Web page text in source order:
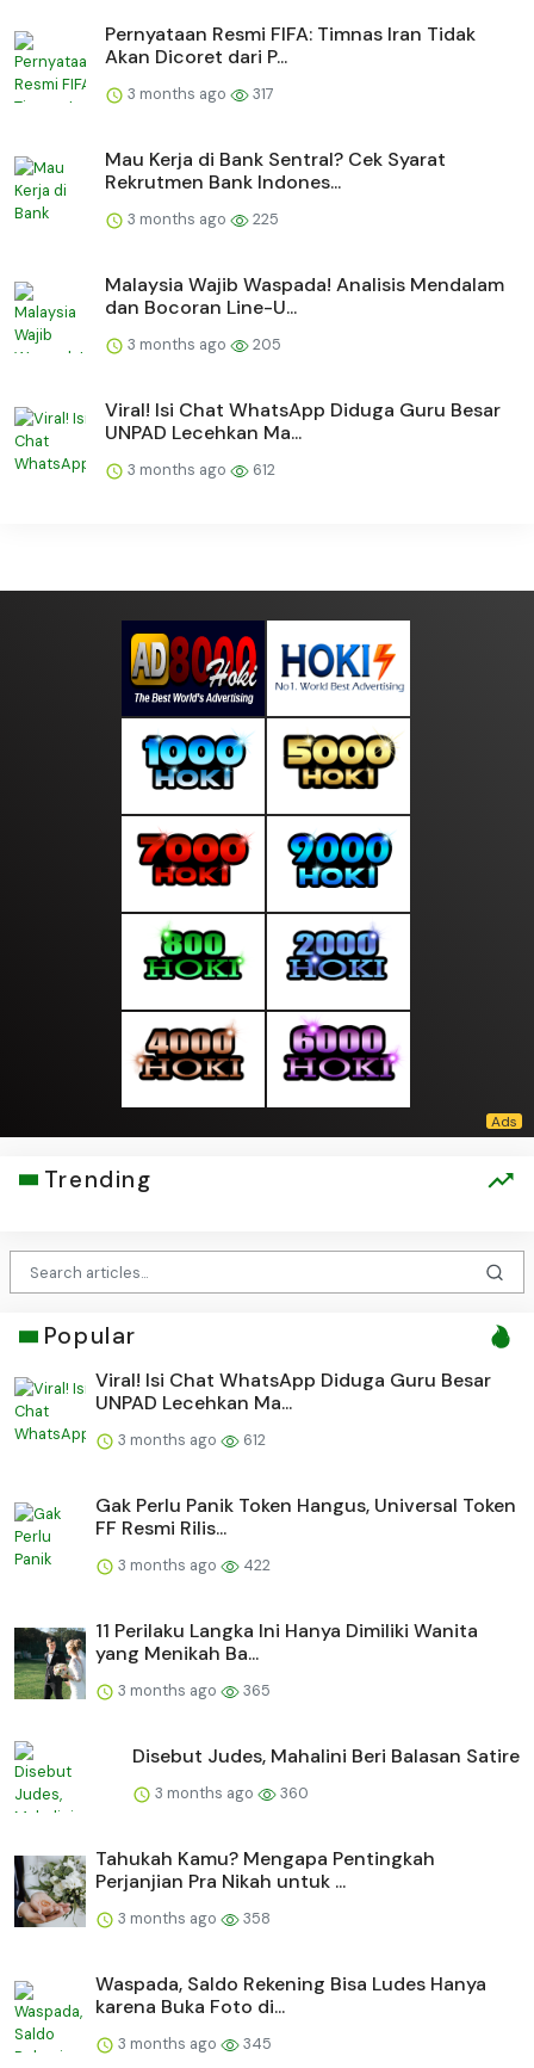
Pernyataan Resmi FIFA: Timnas Iran Tidak
Akan Dicoret dari P...
3 months ago 317
Mau Kerja di Bank Sentral? Cek Syarat
Rekrutmen Bank Indones...
3 months ago 225
Malaysia Wajib Waspada! Analisis Mendalam
dan Bocoran Line-U...
3 months ago 205
Viral! Isi Chat WhatsApp Diduga Guru Besar
UNPAD Lecehkan Ma...
3 months ago 612
Trending
Popular
Viral! Isi Chat WhatsApp Diduga Guru Besar
UNPAD Lecehkan Ma...
3 months ago 612
Gak Perlu Panik Token Hangus, Universal Token
FF Resmi Rilis...
3 months ago 422
11 Perilaku Langka Ini Hanya Dimiliki Wanita
yang Menikah Ba...
3 months ago 365
Disebut Judes, Mahalini Beri Balasan Satire
3 months ago 360
Tahukah Kamu? Mengapa Pentingkah
Perjanjian Pra Nikah untuk ...
3 months ago 358
Waspada, Saldo Rekening Bisa Ludes Hanya
karena Buka Foto di...
3 months ago 345